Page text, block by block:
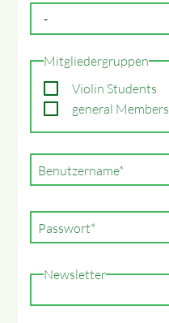
Mitgliedergruppen
Violin Students
general Members
Pflichtfeld
Benutzername*
Pflichtfeld
Passwort*
Newsletter